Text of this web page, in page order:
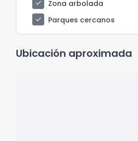
check
Zona arbolada
check
Parques cercanos
Ubicación aproximada